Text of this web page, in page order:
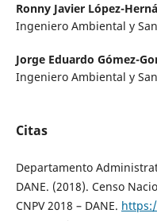
Ronny Javier López-
Ingeniero Ambiental y
Jorge Eduardo Gómez-
Ingeniero Ambiental y
Citas
Departamento
DANE. (2018). Censo
CNPV 2018 – DANE.